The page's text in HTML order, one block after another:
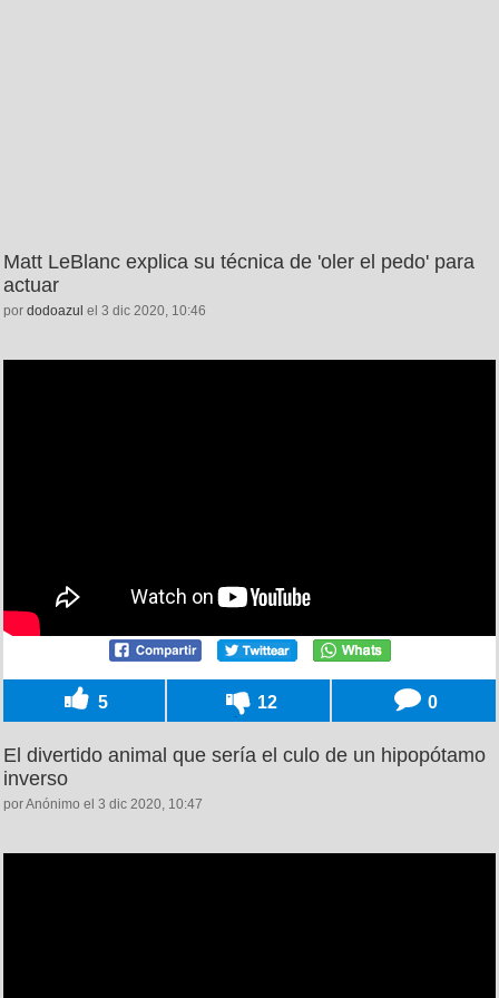
Matt LeBlanc explica su técnica de 'oler el pedo' para
actuar
por dodoazul el 3 dic 2020, 10:46
5 12 0
El divertido animal que sería el culo de un hipopótamo
inverso
por Anónimo el 3 dic 2020, 10:47